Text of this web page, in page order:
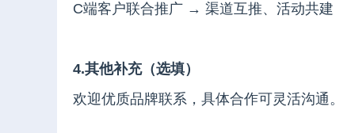
C端客户联合推广 → 渠道互推、活动共建
4.其他补充（选填）
欢迎优质品牌联系，具体合作可灵活沟通。